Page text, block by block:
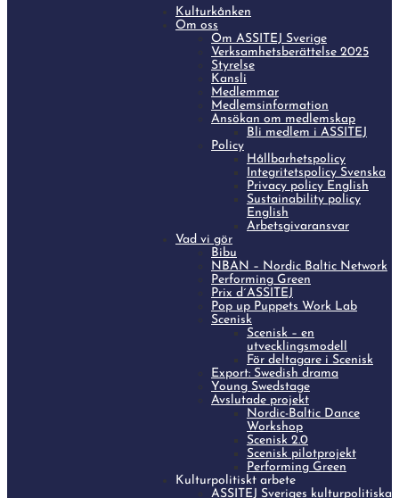
Kulturkånken
Om oss
Om ASSITEJ Sverige
Verksamhetsberättelse 2025
Styrelse
Kansli
Medlemmar
Medlemsinformation
Ansökan om medlemskap
Bli medlem i ASSITEJ
Policy
Hållbarhetspolicy
Integritetspolicy Svenska
Privacy policy English
Sustainability policy
English
Arbetsgivaransvar
Vad vi gör
Bibu
NBAN – Nordic Baltic Network
Performing Green
Prix d´ASSITEJ
Pop up Puppets Work Lab
Scenisk
Scenisk – en
utvecklingsmodell
För deltagare i Scenisk
Export: Swedish drama
Young Swedstage
Avslutade projekt
Nordic-Baltic Dance
Workshop
Scenisk 2.0
Scenisk pilotprojekt
Performing Green
Kulturpolitiskt arbete
ASSITEJ Sveriges kulturpolitiska